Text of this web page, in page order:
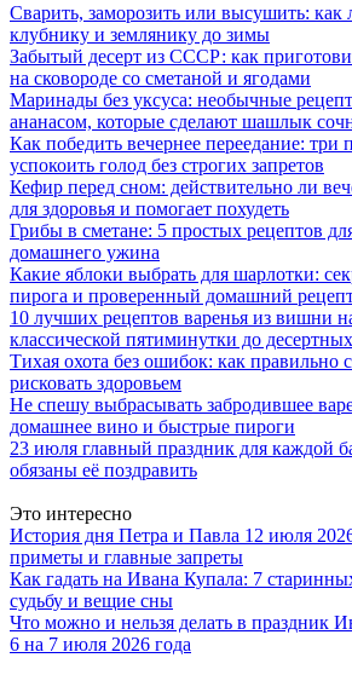
Сварить, заморозить или высушить: как
клубнику и землянику до зимы
Забытый десерт из СССР: как
на сковороде со сметаной и ягодами
Маринады без уксуса: необычные
ананасом, которые сделают шашлык
Как победить вечернее переедание: три
успокоить голод без строгих запретов
Кефир перед сном: действительно ли
для здоровья и помогает похудеть
Грибы в сметане: 5 простых рецептов
домашнего ужина
Какие яблоки выбрать для шарлотки:
пирога и проверенный домашний
10 лучших рецептов варенья из вишни
классической пятиминутки до
Тихая охота без ошибок: как правильно
рисковать здоровьем
Не спешу выбрасывать забродившее
домашнее вино и быстрые пироги
23 июля главный праздник для каждой
обязаны её поздравить
Это интересно
История дня Петра и Павла 12 июля
приметы и главные запреты
Как гадать на Ивана Купала: 7
судьбу и вещие сны
Что можно и нельзя делать в праздник
6 на 7 июля 2026 года